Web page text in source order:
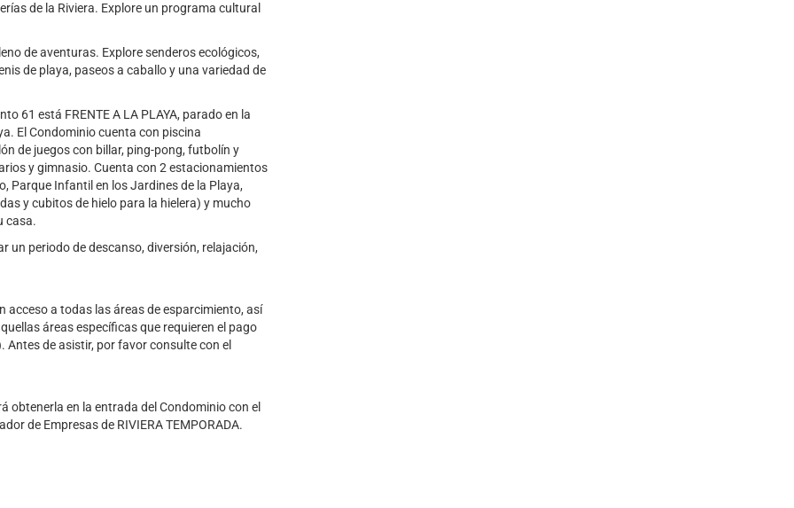
de la Riviera. Explore un programa cultural
de aventuras. Explore senderos ecológicos,
de playa, paseos a caballo y una variedad de
61 está FRENTE A LA PLAYA, parado en la
El Condominio cuenta con piscina
de juegos con billar, ping-pong, futbolín y
y gimnasio. Cuenta con 2 estacionamientos
Parque Infantil en los Jardines de la Playa,
y cubitos de hielo para la hielera) y mucho
casa.
periodo de descanso, diversión, relajación,
acceso a todas las áreas de esparcimiento, así
áreas específicas que requieren el pago
de asistir, por favor consulte con el
en la entrada del Condominio con el
de Empresas de RIVIERA TEMPORADA.